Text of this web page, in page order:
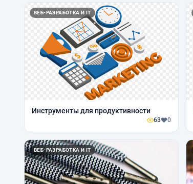
ВЕБ-РАЗРАБОТКА И IT
Инструменты для продуктивности
63 0
ВЕБ-РАЗРАБОТКА И IT